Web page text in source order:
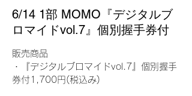
6/14 1部 MOMO『デジタルブ
ロマイドvol.7』個別握手券付
販売商品
・『デジタルブロマイドvol.7』個別握手
券付1,700円(税込み)